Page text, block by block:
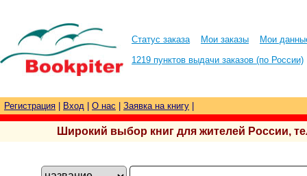
Статус заказа Мои заказы
Мои
1219 пунктов выдачи заказов (по России)
Регистрация Вход О нас Заявка на книгу
Широкий выбор книг для жителей России,